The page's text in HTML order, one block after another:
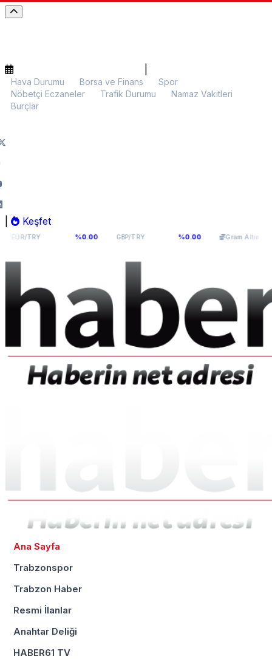
Hava Durumu Borsa ve Finans
Spor
Nöbetçi Eczaneler
Trafik Durumu
Namaz Vakitleri
Burçlar
Keşfet
55,1141 %0.00 GBP/TRY 64,2936 %0.00 Gram Altın 6.107,34
Ana Sayfa
Trabzonspor
Trabzon Haber
Resmi İlanlar
Anahtar Deliği
HABER61 TV